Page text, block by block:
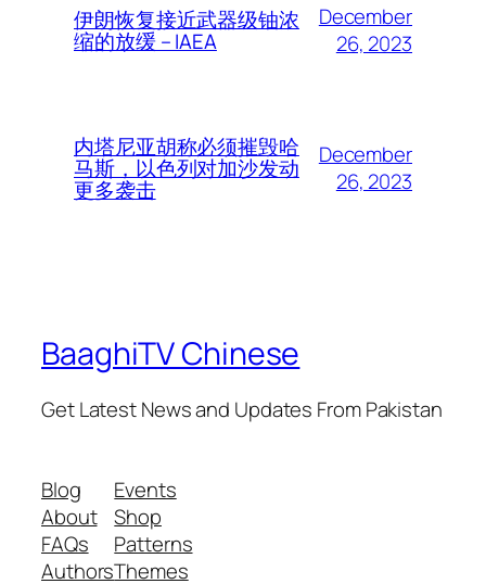
伊朗恢复接近武器级铀浓
缩的放缓 – IAEA
December
26, 2023
内塔尼亚胡称必须摧毁哈
马斯，以色列对加沙发动
更多袭击
December
26, 2023
BaaghiTV Chinese
Get Latest News and Updates From Pakistan
Blog
About
FAQs
Authors
Events
Shop
Patterns
Themes